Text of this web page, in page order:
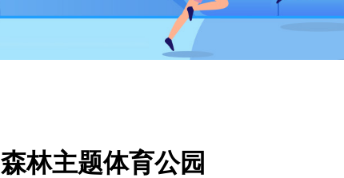
森林主题体育公园